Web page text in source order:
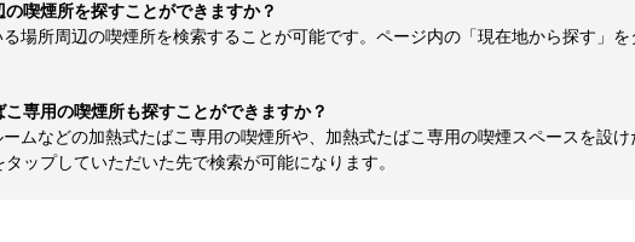
の喫煙所を探すことができますか？
場所周辺の喫煙所を検索することが可能です。ページ内の「現在地から探す」
こ専用の喫煙所も探すことができますか？
ムなどの加熱式たばこ専用の喫煙所や、加熱式たばこ専用の喫煙スペースを設
ップしていただいた先で検索が可能になります。